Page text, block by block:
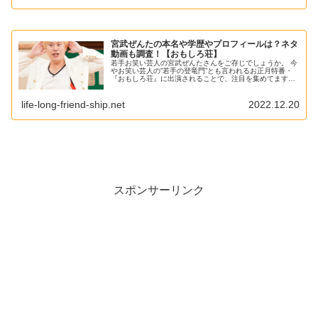
宮武ぜんたの本名や学歴やプロフィールは？ネタ
動画も調査！【おもしろ荘】
若手お笑い芸人の宮武ぜんたさんをご存じでしょうか。 今
やお笑い芸人の”若手の登竜門”とも言われるお正月特番・
『おもしろ荘』に出演されることで、注目を集めてます
life-long-friend-ship.net 2022.12.20
スポンサーリンク